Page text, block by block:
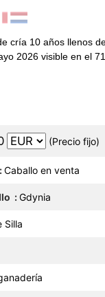
cría 10 años llenos
2026 visible en el
(Precio fijo)
Caballo en venta
Gdynia
Silla